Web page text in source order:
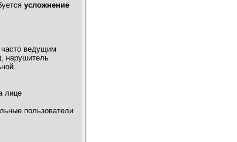
усложнение
ведущим
нарушитель
лице
пользователи